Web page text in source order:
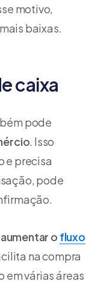
motivo,
baixas.
caixa
pode
. Isso
e precisa
pode
aumentar o fluxo
na compra
em várias áreas